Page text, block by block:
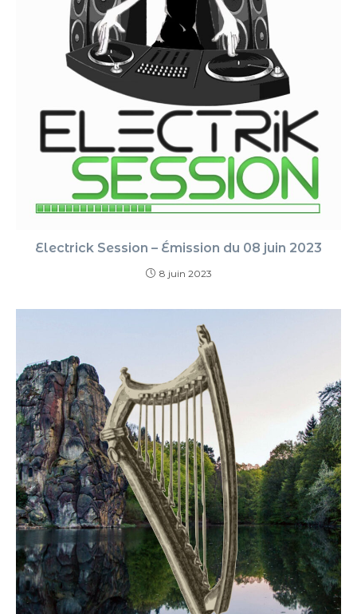
Electrick Session – Émission du 08 juin 2023
8 juin 2023